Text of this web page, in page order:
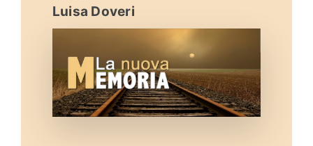
Eventi e notizie
Luisa Doveri